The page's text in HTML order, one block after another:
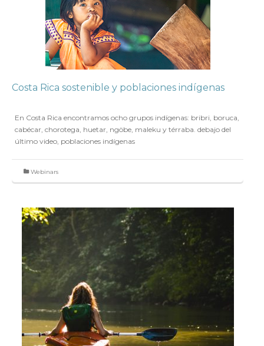
Costa Rica sostenible y poblaciones indígenas
En Costa Rica encontramos ocho grupos indígenas: bribri, boruca,
cabécar, chorotega, huetar, ngöbe, maleku y térraba. debajo del
último video, poblaciones indígenas
Webinars